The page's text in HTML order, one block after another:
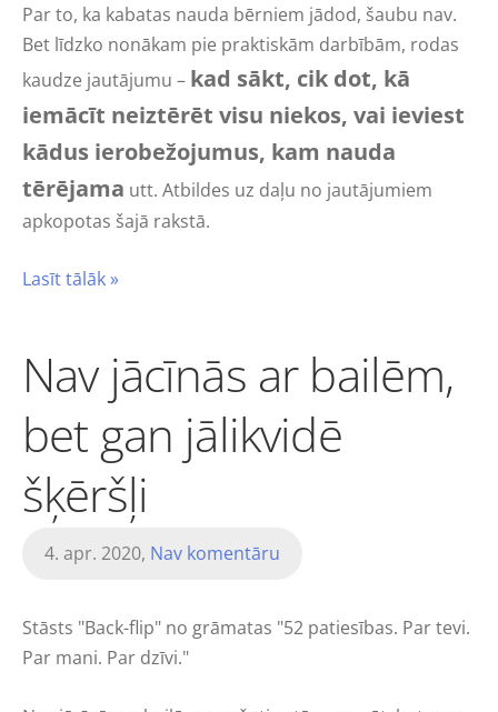
Par to, ka kabatas nauda bērniem jādod, šaubu nav.
Bet līdzko nonākam pie praktiskām darbībām, rodas
kaudze jautājumu – kad sākt, cik dot, kā
iemācīt neiztērēt visu niekos, vai ieviest
kādus ierobežojumus, kam nauda
tērējama utt. Atbildes uz daļu no jautājumiem
apkopotas šajā rakstā.
Lasīt tālāk »
Nav jācīnās ar bailēm,
bet gan jālikvidē
šķēršļi
4. apr. 2020, Nav komentāru
Stāsts "Back-flip" no grāmatas "52 patiesības. Par tevi.
Par mani. Par dzīvi."